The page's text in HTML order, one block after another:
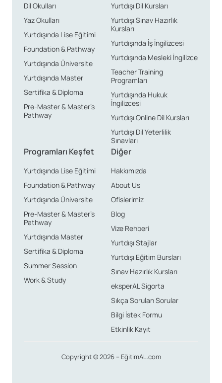
Dil Okulları
Yaz Okulları
Yurtdışında Lise Eğitimi
Foundation & Pathway
Yurtdışında Üniversite
Yurtdışında Master
Sertifika & Diploma
Pre-Master & Master’s
Pathway
Yurtdışı Dil Kursları
Yurtdışı Sınav Hazırlık
Kursları
Yurtdışında İş İngilizcesi
Yurtdışında Mesleki İngilizce
Teacher Training
Programları
Yurtdışında Hukuk
İngilizcesi
Yurtdışı Online Dil Kursları
Yurtdışı Dil Yeterlilik
Sınavları
Programları Keşfet
Yurtdışında Lise Eğitimi
Foundation & Pathway
Yurtdışında Üniversite
Pre-Master & Master’s
Pathway
Yurtdışında Master
Sertifika & Diploma
Summer Session
Work & Study
Diğer
Hakkımızda
About Us
Ofislerimiz
Blog
Vize Rehberi
Yurtdışı Stajlar
Yurtdışı Eğitim Bursları
Sınav Hazırlık Kursları
eksperAL Sigorta
Sıkça Sorulan Sorular
Bilgi İstek Formu
Etkinlik Kayıt
Copyright © 2026 – EğitimAL.com